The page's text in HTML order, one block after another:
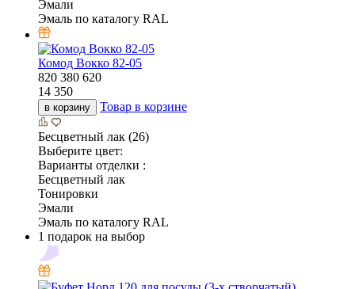
Эмали
Эмаль по каталогу RAL
Комод Вокко 82-05
820 380 620
14 350
в корзину Товар в корзине
Бесцветный лак (26)
Выберите цвет:
Варианты отделки :
Бесцветный лак
Тонировки
Эмали
Эмаль по каталогу RAL
1 подарок на выбор